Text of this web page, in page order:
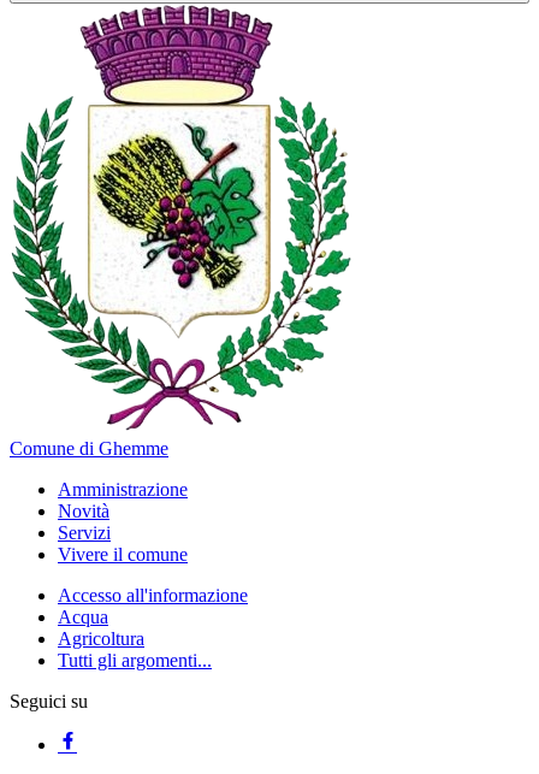
Comune di Ghemme
Amministrazione
Novità
Servizi
Vivere il comune
Accesso all'informazione
Acqua
Agricoltura
Tutti gli argomenti...
Seguici su